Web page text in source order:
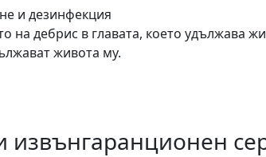
и дезинфекция
на дебрис в главата, което удължава
живота му.